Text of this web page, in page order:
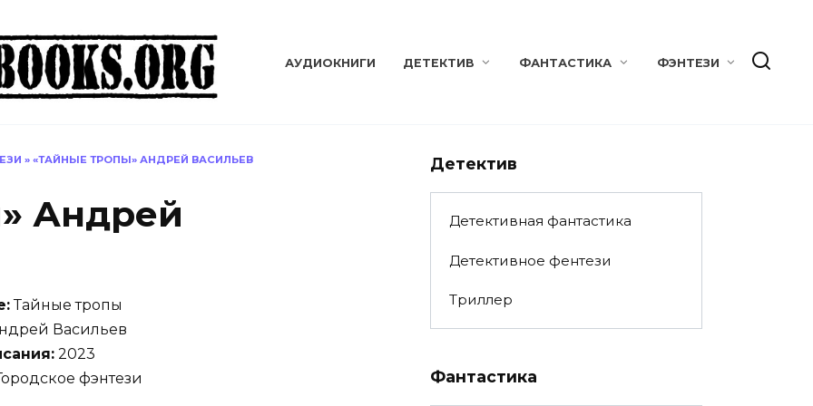
АУДИОКНИГИ ДЕТЕКТИВ ФАНТАСТИКА ФЭНТЕЗИ
» «ТАЙНЫЕ ТРОПЫ» АНДРЕЙ ВАСИЛЬЕВ
Андрей
Тайные тропы
Васильев
2023
фэнтези
Детектив
Детективная фантастика
Детективное фентези
Триллер
Фантастика